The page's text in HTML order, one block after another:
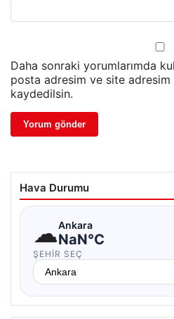
Daha sonraki yorumlarımda
posta adresim ve site adresim
kaydedilsin.
Hava Durumu
☁Ankara
NaN°C
ŞEHIR SEÇ